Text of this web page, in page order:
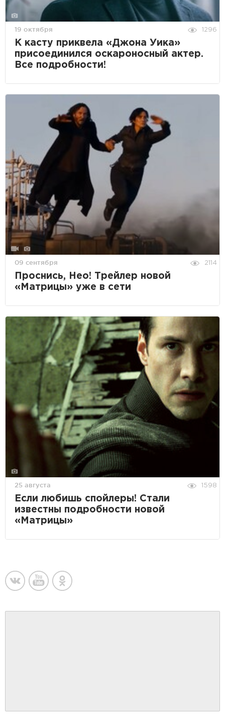
19 октября 1296
К касту приквела «Джона Уика»
присоединился оскароносный актер.
Все подробности!
09 сентября 2114
Проснись, Нео! Трейлер новой
«Матрицы» уже в сети
25 августа 1598
Если любишь спойлеры! Стали
известны подробности новой
«Матрицы»